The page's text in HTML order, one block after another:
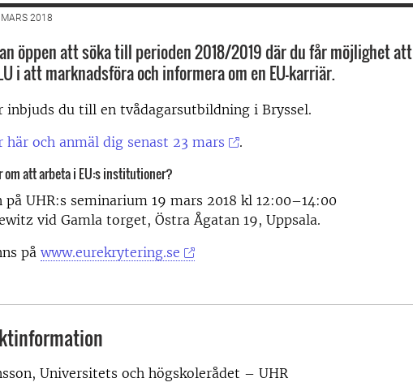
2018
öppen att söka till perioden 2018/2019 där du får möjlighet att
i att marknadsföra och informera om en EU-karriär.
inbjuds du till en tvådagarsutbildning i Bryssel.
här och anmäl dig senast 23 mars
.
om att arbeta i EU:s institutioner?
på UHR:s seminarium 19 mars 2018 kl 12:00–14:00
vid Gamla torget, Östra Ågatan 19, Uppsala.
på www.eurekrytering.se
Universitets och högskolerådet – UHR